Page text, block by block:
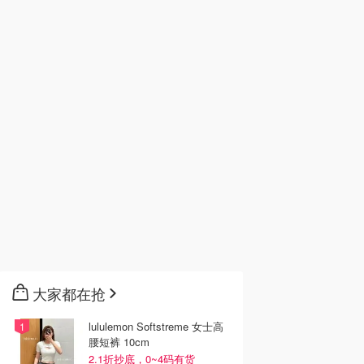
大家都在抢
lululemon Softstreme 女士高
腰短裤 10cm
2.1折抄底，0~4码有货